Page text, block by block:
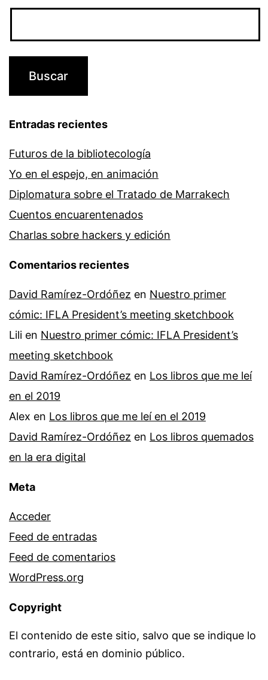
Entradas recientes
Futuros de la bibliotecología
Yo en el espejo, en animación
Diplomatura sobre el Tratado de Marrakech
Cuentos encuarentenados
Charlas sobre hackers y edición
Comentarios recientes
David Ramírez-Ordóñez en Nuestro primer
cómic: IFLA President’s meeting sketchbook
Lili en Nuestro primer cómic: IFLA President’s
meeting sketchbook
David Ramírez-Ordóñez en Los libros que me leí
en el 2019
Alex en Los libros que me leí en el 2019
David Ramírez-Ordóñez en Los libros quemados
en la era digital
Meta
Acceder
Feed de entradas
Feed de comentarios
WordPress.org
Copyright
El contenido de este sitio, salvo que se indique lo
contrario, está en dominio público.